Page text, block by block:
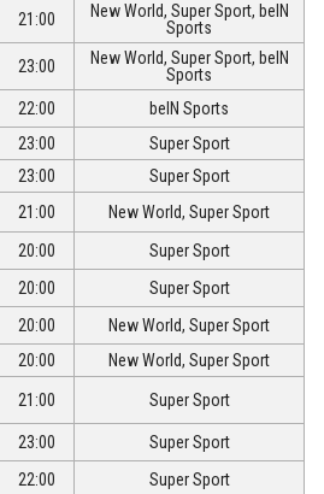
21:00
New World, Super Sport, beIN
Sports
23:00
New World, Super Sport, beIN
Sports
22:00
beIN Sports
23:00
Super Sport
23:00
Super Sport
21:00
New World, Super Sport
20:00
Super Sport
20:00
Super Sport
20:00
New World, Super Sport
20:00
New World, Super Sport
21:00 Super Sport
23:00
Super Sport
22:00
Super Sport